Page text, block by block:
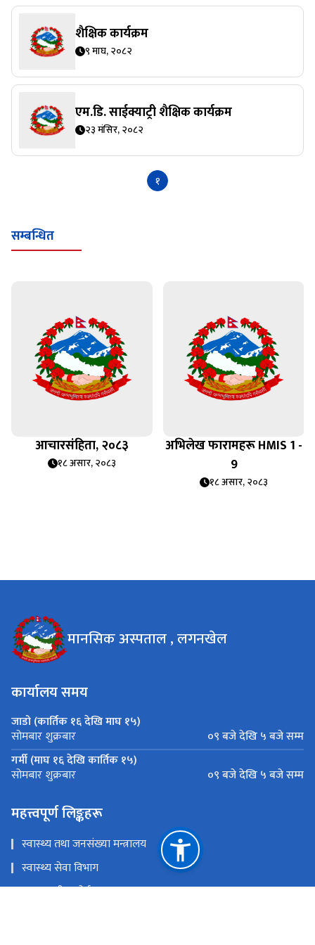
शैक्षिक कार्यक्रम
९ माघ, २०८२
एम.डि. साईक्याट्री शैक्षिक कार्यक्रम
२३ मंसिर, २०८२
१
सम्बन्धित
आचारसंहिता, २०८३
१८ असार, २०८३
अभिलेख फारामहरू HMIS 1 -
9
१८ असार, २०८३
मानसिक अस्पताल , लगनखेल
कार्यालय समय
जाडो (कार्तिक १६ देखि माघ १५)
सोमबार शुक्रबार
०९ बजे देखि ५ बजे सम्म
गर्मी (माघ १६ देखि कार्तिक १५)
सोमबार शुक्रबार ०९ बजे देखि ५ बजे सम्म
महत्त्वपूर्ण लिङ्कहरू
स्वास्थ्य तथा जनसंख्या मन्त्र‍ालय
स्वास्थ्य सेवा विभाग
स्वास्थ्य बीमा बोर्ड